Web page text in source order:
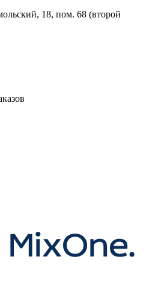
18, пом. 68 (второй